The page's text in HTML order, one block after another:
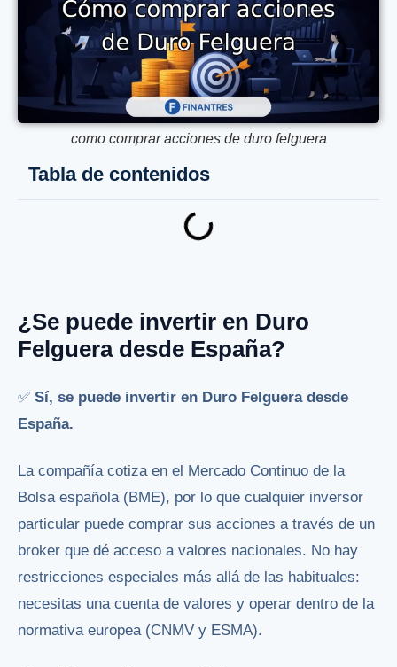
como comprar acciones de duro felguera
Tabla de contenidos
¿Se puede invertir en Duro
Felguera desde España?
✅ Sí, se puede invertir en Duro Felguera desde
España.
La compañía cotiza en el Mercado Continuo de la
Bolsa española (BME), por lo que cualquier inversor
particular puede comprar sus acciones a través de un
broker que dé acceso a valores nacionales. No hay
restricciones especiales más allá de las habituales:
necesitas una cuenta de valores y operar dentro de la
normativa europea (CNMV y ESMA).